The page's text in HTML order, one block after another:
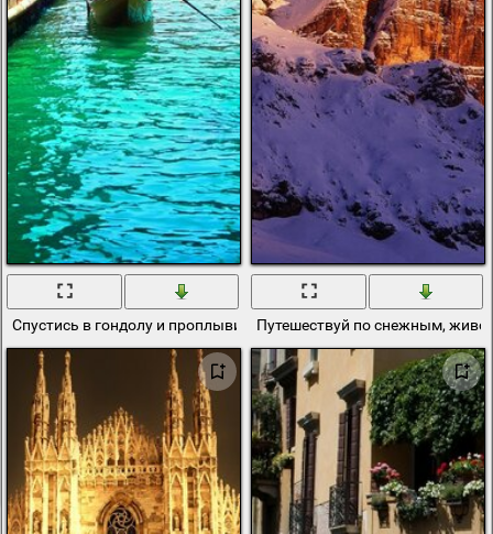
Спустись в гондолу и проплывите по италииПутешествуй по снежным,